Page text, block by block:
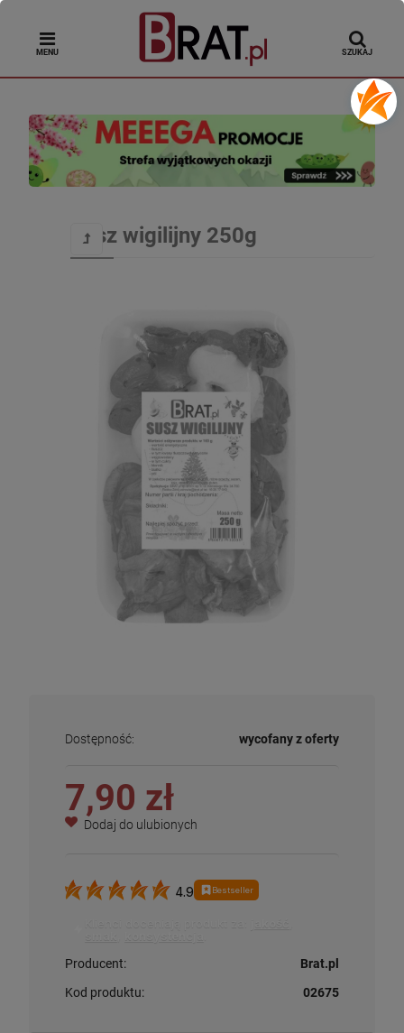
MENU SZUKAJ
Susz wigilijny 250g
Dostępność: wycofany z oferty
7,90 zł
Dodaj do ulubionych
4.9 Bestseller
Producent:
Brat.pl
Kod produktu:
02675